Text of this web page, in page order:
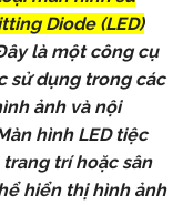
Diode (LED)
là một công cụ
sử dụng trong các
ảnh và nội
hình LED tiệc
trí hoặc sân
hiển thị hình ảnh